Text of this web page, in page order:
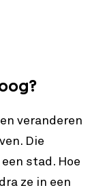
veranderen
Die
stad. Hoe
ze in een